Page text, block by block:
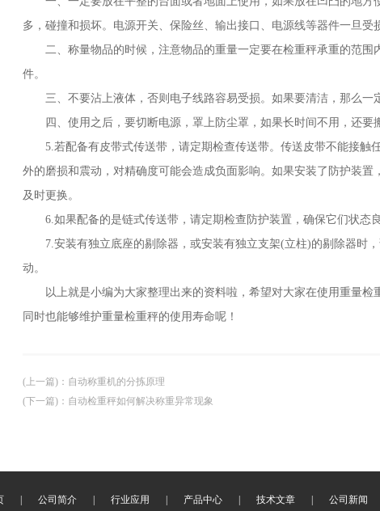
多，碰撞和损坏。电源开关、保险丝、输出接口、电源线等器件一旦受
二、称量物品的时候，注意物品的重量一定要在检重秤承重的范围
件。
三、不要沾上液体，否则电子线路容易受损。如果要清洁，那么一
四、使用之后，要切断电源，罩上防尘罩，如果长时间不用，还要
5.若配备有皮带式传送带，请定期检查传送带。传送皮带不能接触
外的磨损和震动，对精确度可能会造成负面影响。如果安装了防护装
及时更换。
6.如果配备的是链式传送带，请定期检查防护装置，确保它们状态良
7.安装有独立底座的剔除器，或安装有独立支架(立柱)的剔除器时
动。
以上就是小编为大家整理出来的资料啦，希望对大家在使用重量检
同时也能够维护重量检重秤的使用寿命呢！
(上一篇) ： 自动称重机的分拣原理
(下一篇) ： 自动检重秤如何解决称重异常现象
公司简介 行业应用 产品中心 技术文章 公司新闻